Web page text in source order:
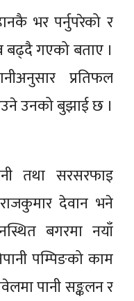
भर पर्नुपरेको र
गएको बताए ।
प्रतिफल
उनको बुझाई छ ।
तथा सरसरफाइ
देवान भने
बगरमा नयाँ
पम्पिङको काम
पानी सङ्कलन र